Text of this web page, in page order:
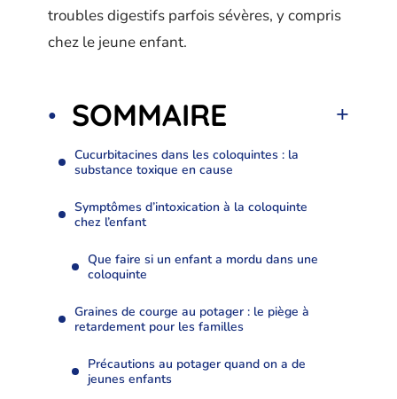
troubles digestifs parfois sévères, y compris
chez le jeune enfant.
SOMMAIRE
Cucurbitacines dans les coloquintes : la
substance toxique en cause
Symptômes d’intoxication à la coloquinte
chez l’enfant
Que faire si un enfant a mordu dans une
coloquinte
Graines de courge au potager : le piège à
retardement pour les familles
Précautions au potager quand on a de
jeunes enfants